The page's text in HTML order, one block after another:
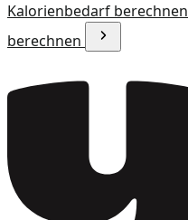
Kalorienbedarf berechnen
berechnen